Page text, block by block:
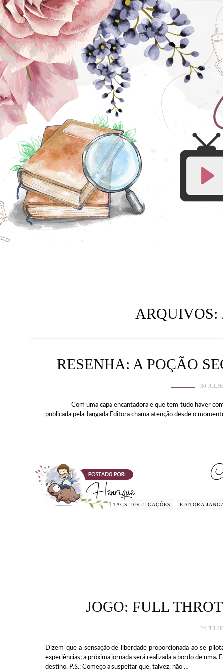
ARQUIVOS:
RESENHA: A POÇÃO
30
Com uma capa encantadora e que tem tudo haver com
publicada pela Jangada Editora chama atenção desde o
TAGS DIVULGAÇÕES , EDITORA
JOGO: FULL
24
Dizem que a sensação de liberdade proporcionada ao se
experiências; a próxima jornada será realizada a bordo de
destino. P.S.: Começo a suspeitar que, talvez, não …